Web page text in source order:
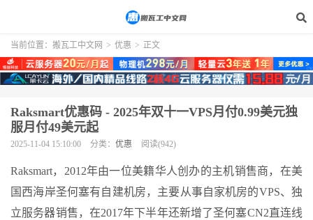
当前位置： 搬瓦工中文网 > 优惠 > 正文
Raksmart优惠码 - 2025年双十一VPS月付0.99美元独
服月付49美元起
2025-11-04 15:10:00 分类： 优惠 阅读(942)
Raksmart，2012年由一位美籍华人创办的主机销售商，在美
国西海岸圣何塞有自建机房，主要从事自家机房的VPS、独
立服务器销售，在2017年下半年还新增了圣何塞CN2直连线